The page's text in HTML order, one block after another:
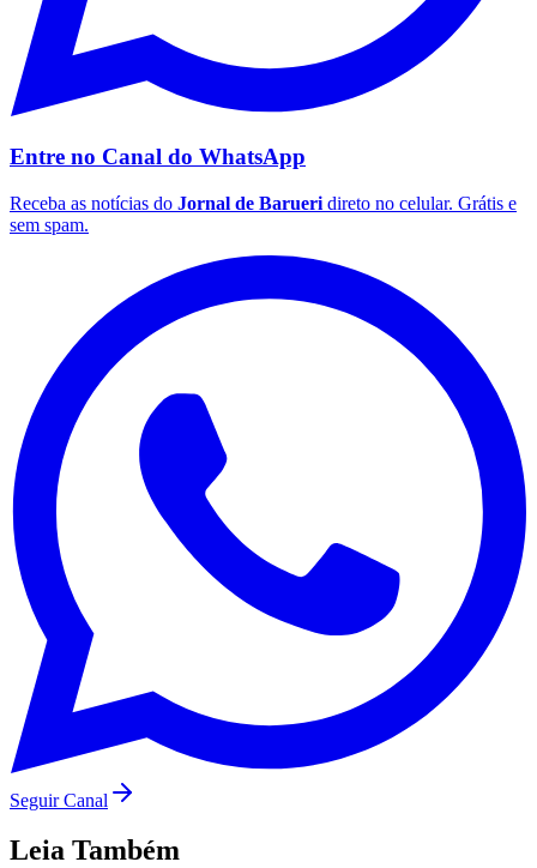
Fluminense
Entre no Canal do WhatsApp
Receba as notícias do Jornal de Barueri direto no celular. Grátis e
sem spam.
Seguir Canal
Leia Também